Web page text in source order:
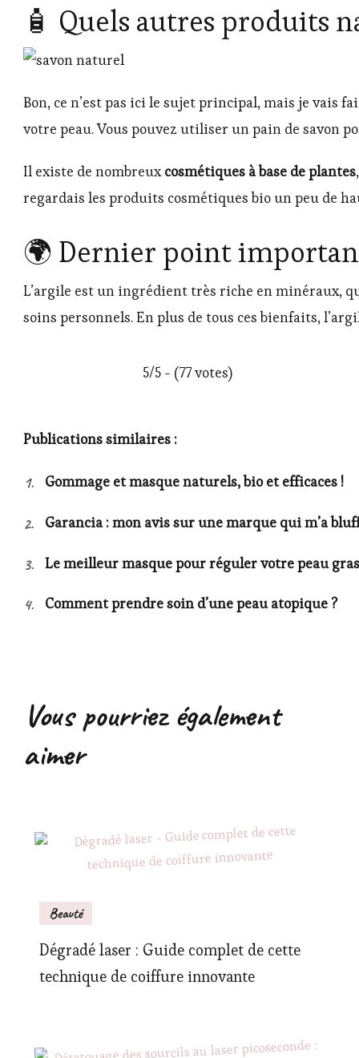
🧴 Quels autres produits
Bon, ce n’est pas ici le sujet principal, mais je vais
votre peau. Vous pouvez utiliser un pain de savon
Il existe de nombreuxcosmétiques à base de plantes
regardais les produits cosmétiques bio un peu de
🌍 Dernier point
L’argile est un ingrédient très riche en minéraux,
soins personnels. En plus de tous ces bienfaits,
5/5 - (77 votes)
Publications similaires :
Gommage et masque naturels, bio et efficaces !
Garancia : mon avis sur une marque qui m’a
Le meilleur masque pour réguler votre peau
Comment prendre soin d’une peau atopique ?
Vous pourriez également
aimer
Beauté
Dégradé laser : Guide complet de cette
technique de coiffure innovante